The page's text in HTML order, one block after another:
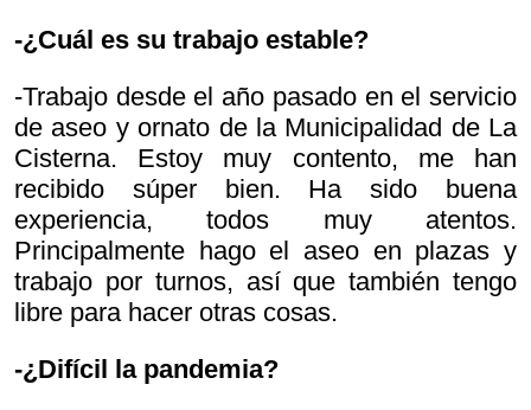
-¿Cuál es su trabajo estable?
-Trabajo desde el año pasado en el servicio
de aseo y ornato de la Municipalidad de La
Cisterna. Estoy muy contento, me han
recibido súper bien. Ha sido buena
experiencia, todos muy atentos.
Principalmente hago el aseo en plazas y
trabajo por turnos, así que también tengo
libre para hacer otras cosas.
-¿Difícil la pandemia?